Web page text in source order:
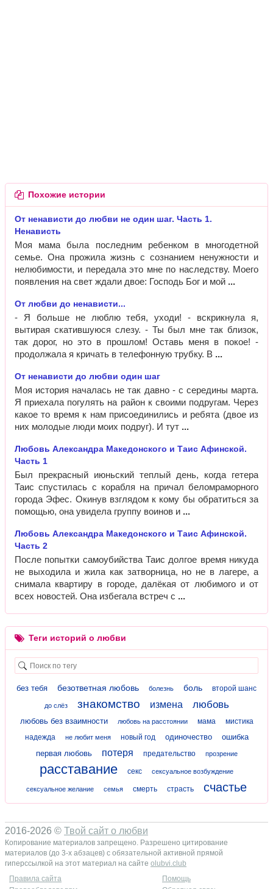
Похожие истории
От ненависти до любви не один шаг. Часть 1.
Ненависть
Моя мама была последним ребенком в многодетной
семье. Она прожила жизнь с сознанием ненужности и
нелюбимости, и передала это мне по наследству. Моего
появления на свет ждали двое: Господь Бог и мой
От любви до ненависти...
- Я больше не люблю тебя, уходи! - вскрикнула я,
вытирая скатившуюся слезу. - Ты был мне так близок,
так дорог, но это в прошлом! Оставь меня в покое! -
продолжала я кричать в телефонную трубку. В
От ненависти до любви один шаг
Моя история началась не так давно - с середины марта.
Я приехала погулять на район к своими подругам. Через
какое то время к нам присоединились и ребята (двое из
них молодые люди моих подруг). И тут
Любовь Александра Македонского и Таис Афинской.
Часть 1
Был прекрасный июньский теплый день, когда гетера
Таис спустилась с корабля на причал беломраморного
города Эфес. Окинув взглядом к кому бы обратиться за
помощью, она увидела группу воинов и
Любовь Александра Македонского и Таис Афинской.
Часть 2
После попытки самоубийства Таис долгое время никуда
не выходила и жила как затворница, но не в лагере, а
снимала квартиру в городе, далёкая от любимого и от
всех новостей. Она избегала встреч с
Теги историй о любви
без тебя безответная любовь болезнь боль второй шанс
до слёз знакомство измена любовь
любовь без взаимности любовь на расстоянии мама
мистика
надежда
не любит меня новый год одиночество
ошибка
первая любовь
потеря предательство прозрение
расставание секс сексуальное возбуждение
сексуальное желание семья смерть страсть счастье
2016-2026 © Твой сайт о любви
Копирование материалов запрещено. Разрешено цитирование
материалов (до 3-х абзацев) с обязательной активной прямой
гиперссылкой на этот материал на сайте olubvi.club
Правила сайта
Помощь